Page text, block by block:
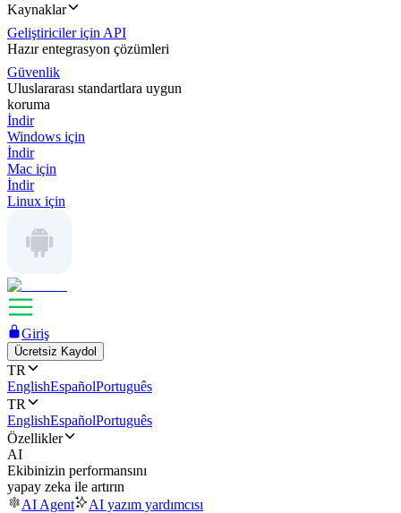
Kaynaklar
Geliştiriciler için API
Hazır entegrasyon çözümleri
Güvenlik
Uluslararası standartlara uygun
koruma
İndir
Windows için
İndir
Mac için
İndir
Linux için
Giriş
Ücretsiz Kaydol
TR
EnglishEspañolPortuguês
TR
EnglishEspañolPortuguês
Özellikler
AI
Ekibinizin performansını
yapay zeka ile artırın
AI Agent
AI yazım yardımcısı